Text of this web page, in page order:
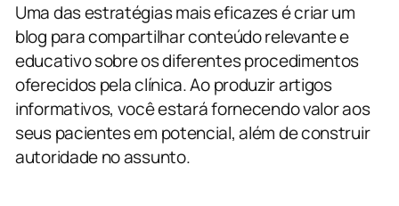
Uma das estratégias mais eficazes é criar um
blog para compartilhar conteúdo relevante e
educativo sobre os diferentes procedimentos
oferecidos pela clínica. Ao produzir artigos
informativos, você estará fornecendo valor aos
seus pacientes em potencial, além de construir
autoridade no assunto.